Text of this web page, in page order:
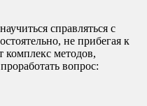
справляться с
не прибегая к
комплекс методов,
вопрос: